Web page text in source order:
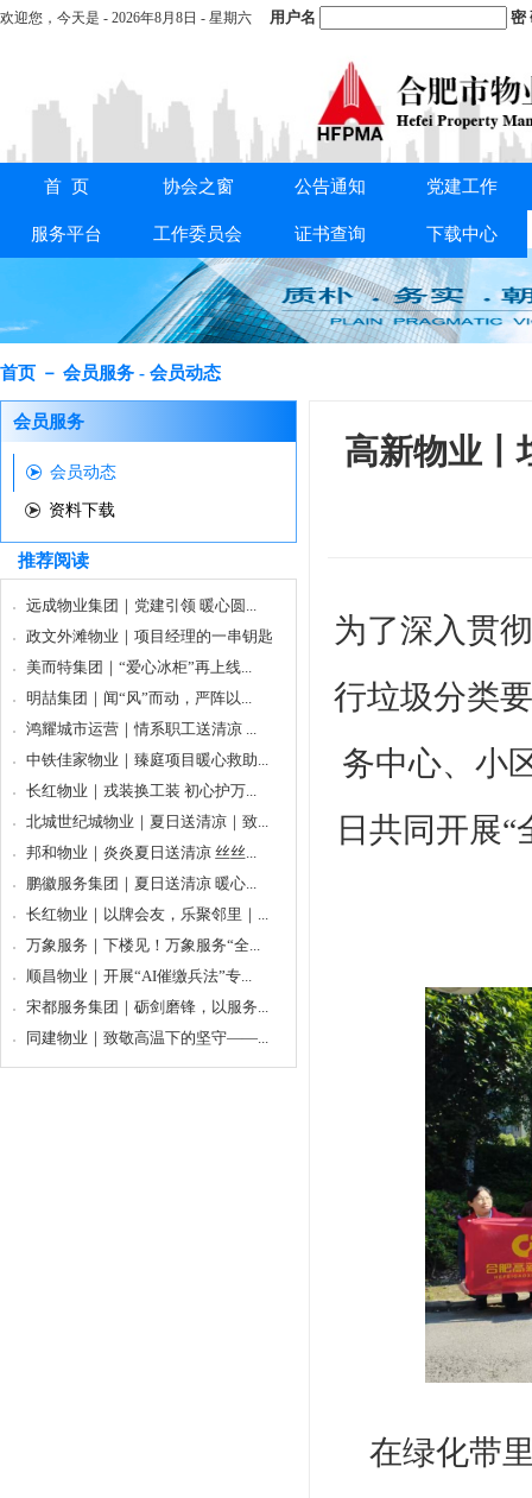
欢迎您， 今天是 - 2026年8月8日 - 星期六 用户名 密
首 页 协会之窗 公告通知 党建工作
服务平台 工作委员会 证书查询 下载中心
重要通知： 关于交纳2025年度会费的通知
首页 － 会员服务 - 会员动态
会员服务
会员动态
资料下载
推荐阅读
远成物业集团｜党建引领 暖心圆...
政文外滩物业｜项目经理的一串钥匙
美而特集团｜“爱心冰柜”再上线...
明喆集团｜闻“风”而动，严阵以...
鸿耀城市运营｜情系职工送清凉 ...
中铁佳家物业｜臻庭项目暖心救助...
长红物业｜戎装换工装 初心护万...
北城世纪城物业｜夏日送清凉｜致...
邦和物业｜炎炎夏日送清凉 丝丝...
鹏徽服务集团｜夏日送清凉 暖心...
长红物业｜以牌会友，乐聚邻里｜...
万象服务｜下楼见！万象服务“全...
顺昌物业｜开展“AI催缴兵法”专...
宋都服务集团｜砺剑磨锋，以服务...
同建物业｜致敬高温下的坚守——...
高新物业丨
为了深入贯
行垃圾分类
务中心、小
日共同开展
在绿化带里